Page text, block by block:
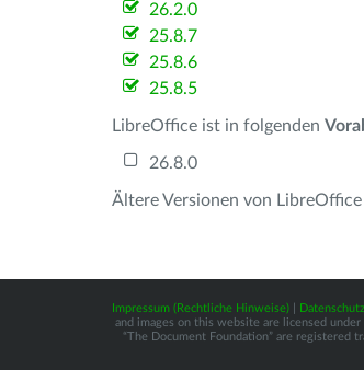
26.2.0
25.8.7
25.8.6
25.8.5
LibreOffice ist in folgenden
26.8.0
Ältere Versionen von
Impressum (Rechtliche Hinweise)
and images on this website are licensed under
“The Document Foundation” are registered